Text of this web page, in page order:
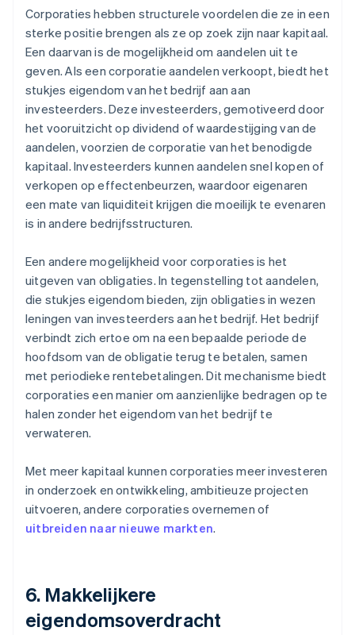
Corporaties hebben structurele voordelen die ze in een
sterke positie brengen als ze op zoek zijn naar kapitaal.
Een daarvan is de mogelijkheid om aandelen uit te
geven. Als een corporatie aandelen verkoopt, biedt het
stukjes eigendom van het bedrijf aan aan
investeerders. Deze investeerders, gemotiveerd door
het vooruitzicht op dividend of waardestijging van de
aandelen, voorzien de corporatie van het benodigde
kapitaal. Investeerders kunnen aandelen snel kopen of
verkopen op effectenbeurzen, waardoor eigenaren
een mate van liquiditeit krijgen die moeilijk te evenaren
is in andere bedrijfsstructuren.
Een andere mogelijkheid voor corporaties is het
uitgeven van obligaties. In tegenstelling tot aandelen,
die stukjes eigendom bieden, zijn obligaties in wezen
leningen van investeerders aan het bedrijf. Het bedrijf
verbindt zich ertoe om na een bepaalde periode de
hoofdsom van de obligatie terug te betalen, samen
met periodieke rentebetalingen. Dit mechanisme biedt
corporaties een manier om aanzienlijke bedragen op te
halen zonder het eigendom van het bedrijf te
verwateren.
Met meer kapitaal kunnen corporaties meer investeren
in onderzoek en ontwikkeling, ambitieuze projecten
uitvoeren, andere corporaties overnemen of
uitbreiden naar nieuwe markten.
6. Makkelijkere
eigendomsoverdracht